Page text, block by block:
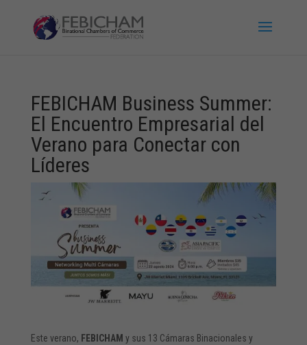
FEBICHAM Business Summer:
El Encuentro Empresarial del
Verano para Conectar con
Líderes
Este verano, FEBICHAM y sus 13 Cámaras Binacionales y